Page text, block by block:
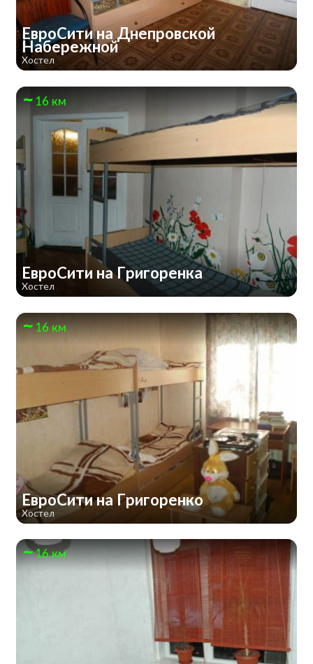
ЕвроСити на Днепровской
Набережной
Хостел
16 км
ЕвроСити на Григоренка
Хостел
16 км
ЕвроСити на Григоренко
Хостел
16 км